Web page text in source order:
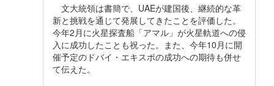
文大統領は書簡で、UAEが建国後、継続的な革
新と挑戦を通じて発展してきたことを評価した。
今年2月に火星探査船「アマル」が火星軌道への侵
入に成功したことも祝った。また、今年10月に開
催予定のドバイ・エキスポの成功への期待も併せ
て伝えた。